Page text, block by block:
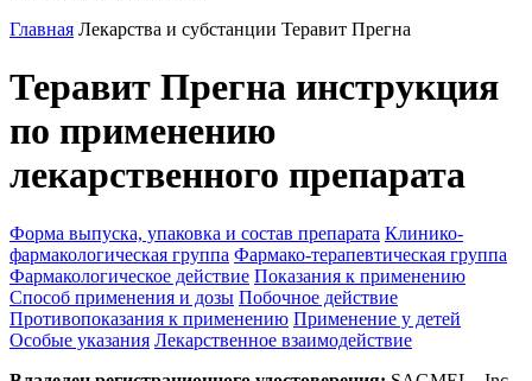
Главная Лекарства и субстанции Теравит Прегна
Теравит Прегна инструкция
по применению
лекарственного препарата
Форма выпуска, упаковка и состав препарата Клинико-
фармакологическая группа Фармако-терапевтическая группа
Фармакологическое действие Показания к применению
Способ применения и дозы Побочное действие
Противопоказания к применению Применение у детей
Особые указания Лекарственное взаимодействие